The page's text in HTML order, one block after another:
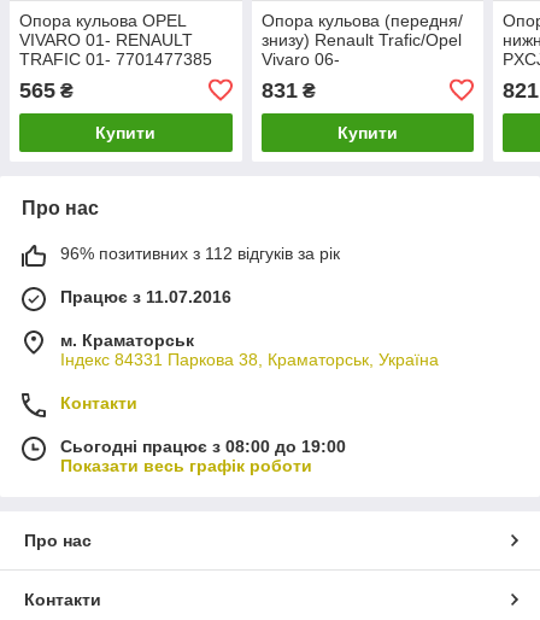
Опора кульова OPEL
VIVARO 01- RENAULT
TRAFIC 01- 7701477385
565 ₴
Купити
Опора кульова (передня/
знизу) Renault Trafic/Opel
Vivaro 06-
831₴
Купити
821
Про нас
96% позитивних з 112 відгуків за рік
Працює з 11.07.2016
м. Краматорськ
Індекс 84331 Паркова 38, Краматорськ, Україна
Контакти
Сьогодні працює з 08:00 до 19:00
Показати весь графік роботи
Про нас
Контакти